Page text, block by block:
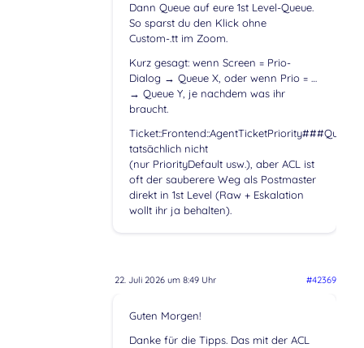
Dann Queue auf eure 1st Level-Queue.
So sparst du den Klick ohne
Custom-.tt im Zoom.
Kurz gesagt: wenn Screen = Prio-
Dialog → Queue X, oder wenn Prio = …
→ Queue Y, je nachdem was ihr
braucht.
tatsächlich nicht
(nur PriorityDefault usw.), aber ACL ist
oft der sauberere Weg als Postmaster
direkt in 1st Level (Raw + Eskalation
wollt ihr ja behalten).
22. Juli 2026 um 8:49 Uhr #42369
Guten Morgen!
Danke für die Tipps. Das mit der ACL